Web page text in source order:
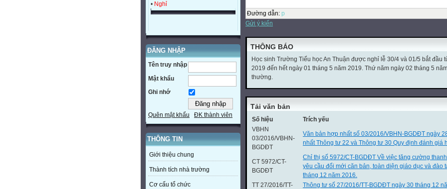
• Nghỉ
ĐĂNG NHẬP
Tên truy nhập
Mật khẩu
Ghi nhớ
Quên mật khẩu ĐK thành viên
THÔNG TIN
Giới thiệu chung
Thành tích nhà trường
Cơ cấu tổ chức
Đường dẫn: p
Gửi ý kiến
THÔNG BÁO
Học sinh Trường Tiểu học An Thuận được nghỉ lễ 30/4 và 01/5 bắt đầu
2019 đến hết ngày 01 tháng 5 năm 2019. Thứ năm ngày 02 tháng 5
thường.
Tải văn bản
Số hiệu
Trích yếu
VBHN
03/2016/VBHN-
BGDĐT
Văn bản hợp nhất số 03/2016/VBHN-BGDĐT ngày
nhất Thông tư 22 và Thông tư 30 Quy định đánh giá
CT 5972/CT-
BGDĐT
Chỉ thị số 5972/CT-BGDĐT Về việc tăng cường
yêu cầu đổi mới căn bản, toàn diện giáo dục và đào
tháng 12 năm 2016.
TT 27/2016/TT-
Thông tư số 27/2016/TT-BGDĐT ngày 30 tháng 12